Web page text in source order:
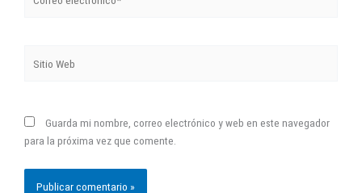
electrónico*
Web
Guarda mi nombre, correo electrónico y web en este navegador
para la próxima vez que comente.